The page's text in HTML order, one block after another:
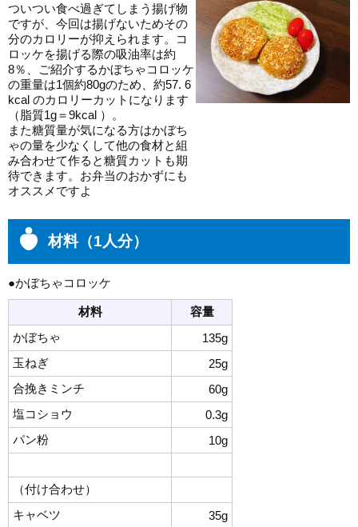
ついつい食べ過ぎてしまう揚げ物
ですが、今回は揚げないためその
分のカロリーが抑えられます。コ
ロッケを揚げる際の吸油率は約
8％、ご紹介するかぼちゃコロッケ
の重量は1個約80gのため、約57. 6
kcal のカロリーカットになります
（脂質1g＝9kcal ）。
また糖質量が気になる方はかぼち
ゃの量を少なくして他の食材と組
み合わせて作ると糖質カットも期
待できます。お弁当のおかずにも
オススメですよ
材料（1人分）
●かぼちゃコロッケ
材料
容量
かぼちゃ
135g
玉ねぎ
25g
合挽きミンチ
60g
塩コショウ
0.3g
パン粉
10g
（付け合わせ）
キャベツ
35g